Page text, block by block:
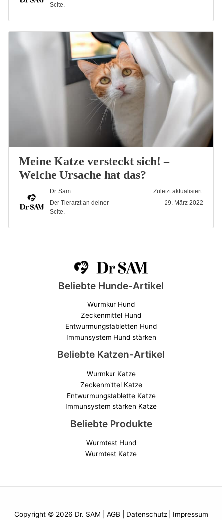
Seite.
Meine Katze versteckt sich! –
Welche Ursache hat das?
Dr. Sam
Der Tierarzt an deiner
Seite.
Zuletzt aktualisiert:
29. März 2022
Beliebte Hunde-Artikel
Wurmkur Hund
Zeckenmittel Hund
Entwurmungstabletten Hund
Immunsystem Hund stärken
Beliebte Katzen-Artikel
Wurmkur Katze
Zeckenmittel Katze
Entwurmungstablette Katze
Immunsystem stärken Katze
Beliebte Produkte
Wurmtest Hund
Wurmtest Katze
Copyright © 2026 Dr. SAM | AGB Datenschutz| Impressum